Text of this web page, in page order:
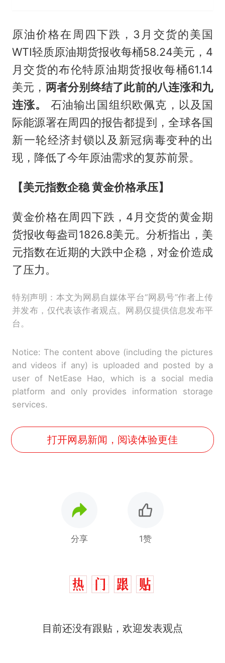
原油价格在周四下跌，3月交货的美国
WTI轻质原油期货报收每桶58.24美元，4
月交货的布伦特原油期货报收每桶61.14
美元， 两者分别终结了此前的八连涨和九
连涨。
石油输出国组织欧佩克，以及国
际能源署在周四的报告都提到，全球各国
新一轮经济封锁以及新冠病毒变种的出
现，降低了今年原油需求的复苏前景。
【美元指数企稳 黄金价格承压】
黄金价格在周四下跌，4月交货的黄金期
货报收每盎司1826.8美元。分析指出，美
元指数在近期的大跌中企稳，对金价造成
了压力。
特别声明：本文为网易自媒体平台“网易号”作者上传
并发布，仅代表该作者观点。网易仅提供信息发布平
台。
Notice: The content above (including the pictures
and videos if any) is uploaded and posted by a
user of NetEase Hao, which is a social media
platform and only provides information storage
services.
打开网易新闻，阅读体验更佳
分享 1赞
目前还没有跟贴，欢迎发表观点
热
那个在床头放菜刀的女孩，
号，仅凭视频评出？中国烹饪